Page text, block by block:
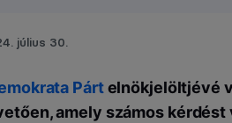
július 30.
Pártelnökjelöltjévé
amely számos